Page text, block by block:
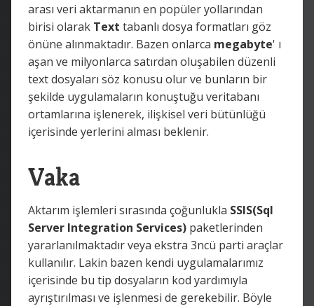
arası veri aktarmanın en popüler yollarından
birisi olarak Text tabanlı dosya formatları göz
önüne alınmaktadır. Bazen onlarca megabyte' ı
aşan ve milyonlarca satırdan oluşabilen düzenli
text dosyaları söz konusu olur ve bunların bir
şekilde uygulamaların konuştuğu veritabanı
ortamlarına işlenerek, ilişkisel veri bütünlüğü
içerisinde yerlerini alması beklenir.
Vaka
Aktarım işlemleri sırasında çoğunlukla SSIS(Sql
Server Integration Services) paketlerinden
yararlanılmaktadır veya ekstra 3ncü parti araçlar
kullanılır. Lakin bazen kendi uygulamalarımız
içerisinde bu tip dosyaların kod yardımıyla
ayrıştırılması ve işlenmesi de gerekebilir. Böyle